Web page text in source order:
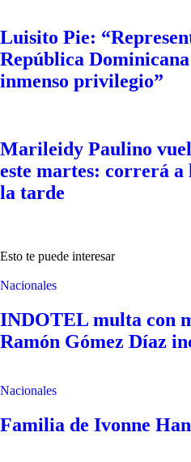
Luisito Pie:
República
inmenso privilegio”
Marileidy Paulino
este martes: correrá a
la tarde
Esto te puede interesar
Nacionales
INDOTEL multa con
Ramón Gómez Díaz
Nacionales
Familia de Ivonne